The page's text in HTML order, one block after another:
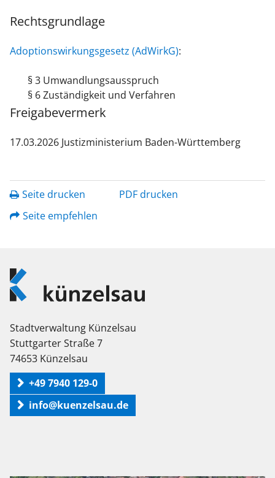
Rechtsgrundlage
Adoptionswirkungsgesetz (AdWirkG):
§ 3 Umwandlungsausspruch
§ 6 Zuständigkeit und Verfahren
Freigabevermerk
17.03.2026 Justizministerium Baden-Württemberg
Seite drucken
PDF drucken
Seite empfehlen
Logo
Künzelsau
Stadtverwaltung Künzelsau
Stuttgarter Straße 7
74653 Künzelsau
+49 7940 129-0
info@kuenzelsau.de